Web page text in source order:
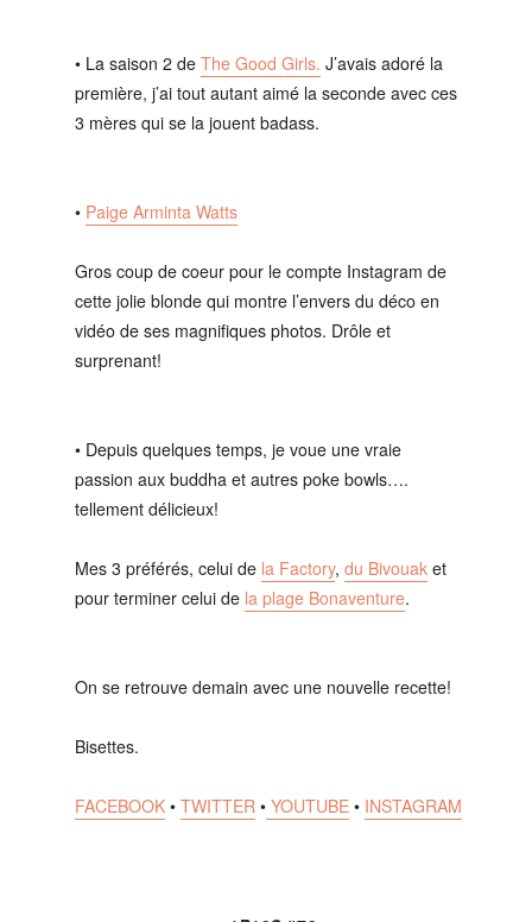
• La saison 2 de The Good Girls. J’avais adoré la
première, j’ai tout autant aimé la seconde avec ces
3 mères qui se la jouent badass.
• Paige Arminta Watts
Gros coup de coeur pour le compte Instagram de
cette jolie blonde qui montre l’envers du déco en
vidéo de ses magnifiques photos. Drôle et
surprenant!
• Depuis quelques temps, je voue une vraie
passion aux buddha et autres poke bowls….
tellement délicieux!
Mes 3 préférés, celui de la Factory, du Bivouaket
pour terminer celui de la plage Bonaventure.
On se retrouve demain avec une nouvelle recette!
Bisettes.
FACEBOOK• TWITTER•YOUTUBE• INSTAGRAM